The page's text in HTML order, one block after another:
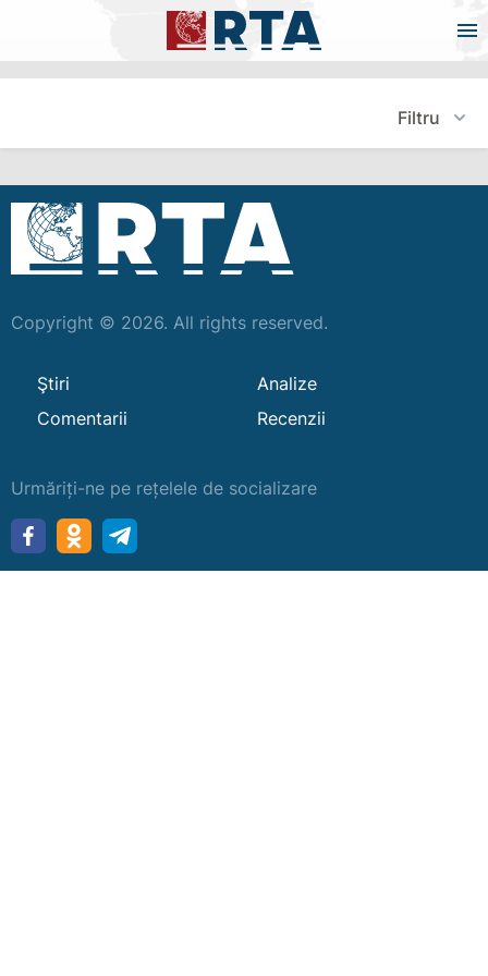
Filtru
Copyright © 2026. All rights reserved.
Ştiri
Analize
Comentarii
Recenzii
Urmăriți-ne pe rețelele de socializare